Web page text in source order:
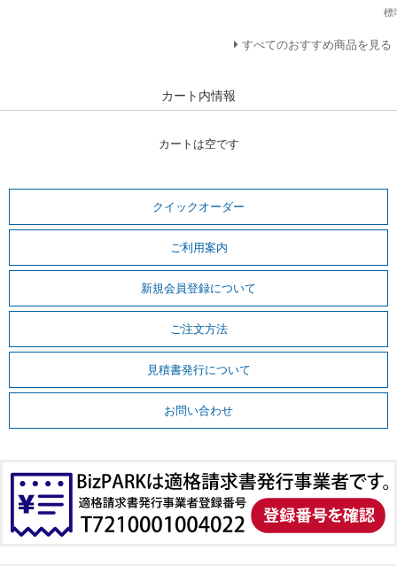
標
すべてのおすすめ商品を見る
カート内情報
カートは空です
クイックオーダー
ご利用案内
新規会員登録について
ご注文方法
見積書発行について
お問い合わせ